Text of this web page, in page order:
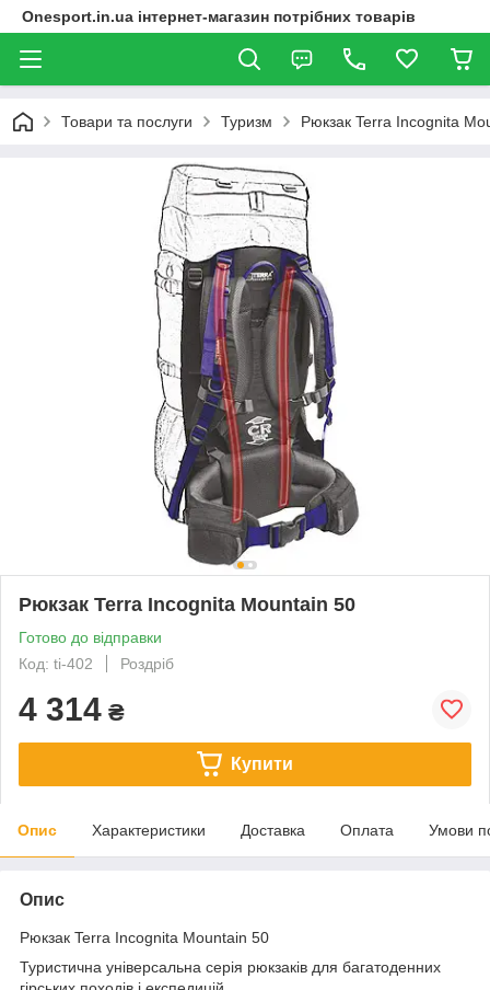
Onesport.in.ua інтернет-магазин потрібних товарів
Товари та послуги Туризм Рюкзак Terra Incognita
Рюкзак Terra Incognita Mountain 50
Готово до відправки
Код: ti-402
Роздріб
4 314 ₴
Купити
Опис Характеристики Доставка Оплата Умови
Опис
Рюкзак Terra Incognita Mountain 50
Туристична універсальна серія рюкзаків для багатоденних